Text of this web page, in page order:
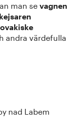
man se vagnen
andra värdefulla
nad Labem